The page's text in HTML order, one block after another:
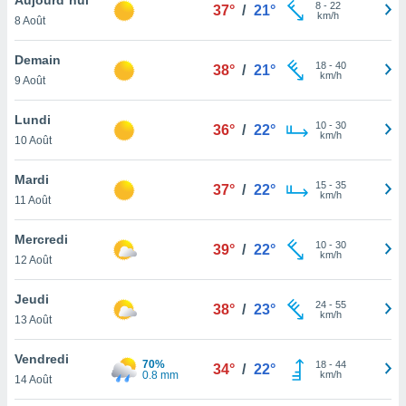
et
»,
au
vous
qu'ils
ou
le
ainsi
un
la
du
8 Août
37° / 21° 8- 22
km/h
Demain
9 Août
38° / 21° 18- 40
km/h
Lundi
10 Août
36° / 22° 10- 30
km/h
Mardi
11 Août
37° / 22° 15- 35
km/h
Mercredi
12 Août
39° / 22° 10- 30
km/h
Jeudi
13 Août
38° / 23° 24- 55
km/h
Vendredi
14 Août
70%
0.8 mm
34° / 22° 18- 44
km/h